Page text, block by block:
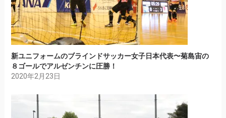
新ユニフォームのブラインドサッカー女子日本代表〜菊島宙の
８ゴールでアルゼンチンに圧勝！
2020年2月23日